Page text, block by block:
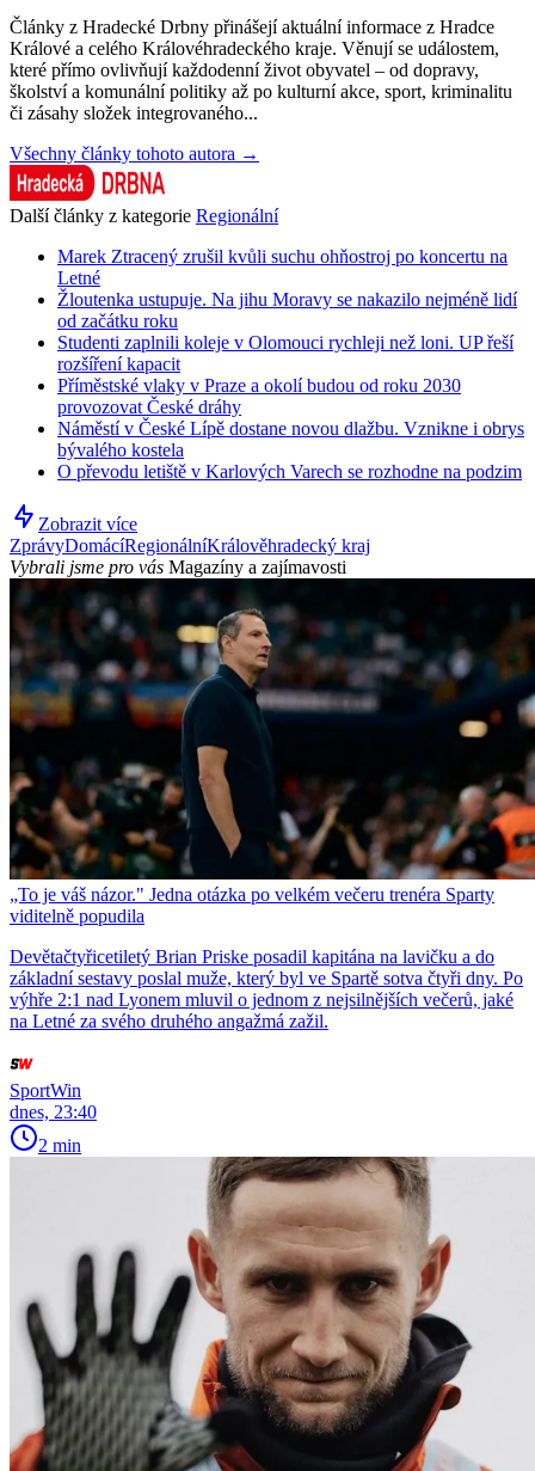
Články z Hradecké Drbny přinášejí aktuální informace z Hradce
Králové a celého Královéhradeckého kraje. Věnují se událostem,
které přímo ovlivňují každodenní život obyvatel – od dopravy,
školství a komunální politiky až po kulturní akce, sport, kriminalitu
či zásahy složek integrovaného...
Všechny články tohoto autora →
Další články z kategorie Regionální
Marek Ztracený zrušil kvůli suchu ohňostroj po koncertu na
Letné
Žloutenka ustupuje. Na jihu Moravy se nakazilo nejméně lidí
od začátku roku
Studenti zaplnili koleje v Olomouci rychleji než loni. UP řeší
rozšíření kapacit
Příměstské vlaky v Praze a okolí budou od roku 2030
provozovat České dráhy
Náměstí v České Lípě dostane novou dlažbu. Vznikne i obrys
bývalého kostela
O převodu letiště v Karlových Varech se rozhodne na podzim
Zobrazit více
ZprávyDomácíRegionálníKrálověhradecký kraj
Vybrali jsme pro vás Magazíny a zajímavosti
„To je váš názor." Jedna otázka po velkém večeru trenéra Sparty
viditelně popudila
Devětačtyřicetiletý Brian Priske posadil kapitána na lavičku a do
základní sestavy poslal muže, který byl ve Spartě sotva čtyři dny. Po
výhře 2:1 nad Lyonem mluvil o jednom z nejsilnějších večerů, jaké
na Letné za svého druhého angažmá zažil.
SportWin
dnes, 23:40
2 min